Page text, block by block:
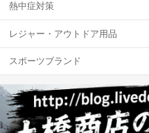
熱中症対策
レジャー・アウトドア用品
スポーツブランド